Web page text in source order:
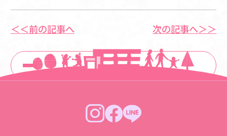
＜＜前の記事へ
一覧に戻る
次の記事へ＞＞